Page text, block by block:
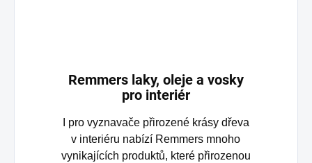
Remmers laky, oleje a vosky
pro interiér
I pro vyznavače přirozené krásy dřeva
v interiéru nabízí Remmers mnoho
vynikajících produktů, které přirozenou